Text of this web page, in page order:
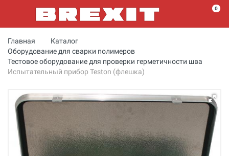
0
Главная
Каталог
Оборудование для сварки полимеров
Тестовое оборудование для проверки герметичности шва
Испытательный прибор Teston (флешка)